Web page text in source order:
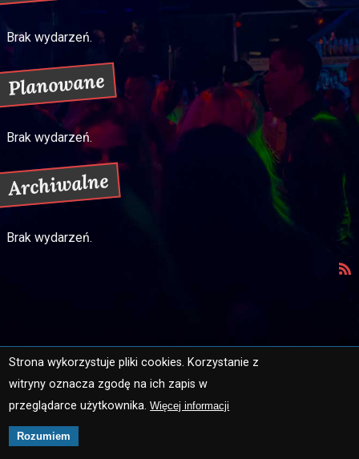
Brak wydarzeń.
Planowane
Brak wydarzeń.
Archiwalne
Brak wydarzeń.
Strona główna
Mapa strony
Ochrona danych osobowych
Strona wykorzystuje pliki cookies. Korzystanie z
witryny oznacza zgodę na ich zapis w
przeglądarce użytkownika. Więcej informacji
Rozumiem